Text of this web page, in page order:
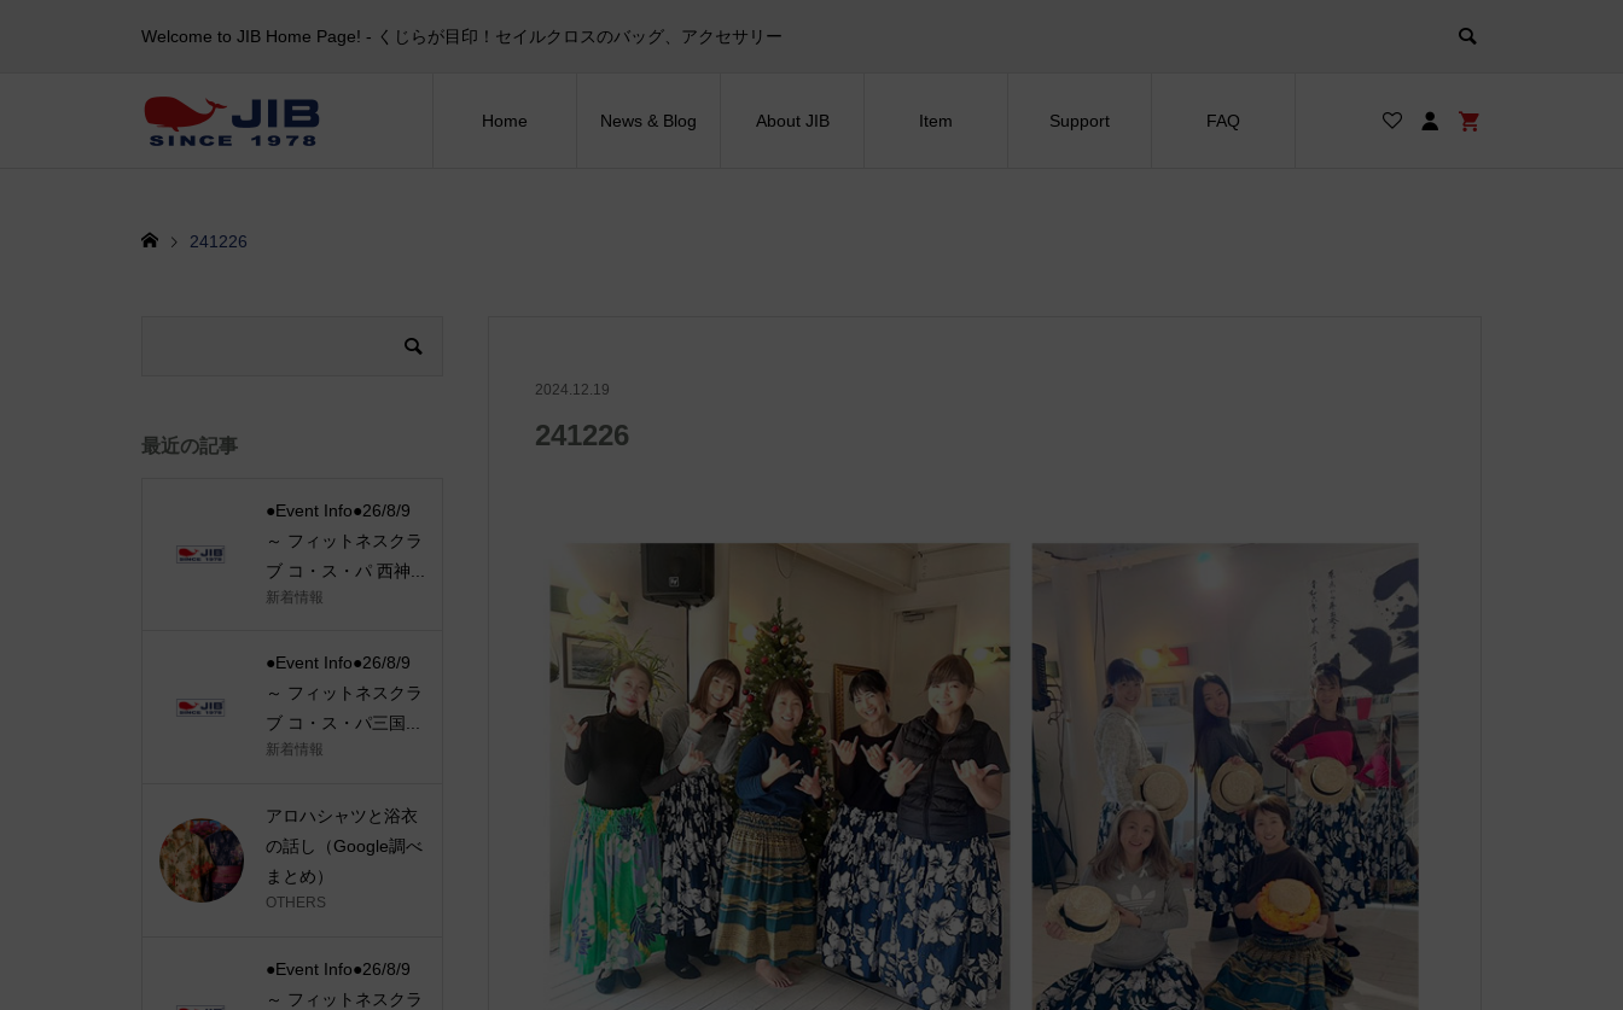
Welcome to JIB Home Page! ‐ くじらが目印！セイルクロスのバッグ、アクセサリー
Home News & Blog About JIB Item Support FAQ
241226
2024.12.19
241226
最近の記事
●Event Info●26/8/9
～ フィットネスクラ
ブ コ・ス・パ 西神...
新着情報
●Event Info●26/8/9
～ フィットネスクラ
ブ コ・ス・パ三国...
新着情報
アロハシャツと浴衣
の話し（Google調べ
まとめ）
OTHERS
●Event Info●26/8/9
～ フィットネスクラ